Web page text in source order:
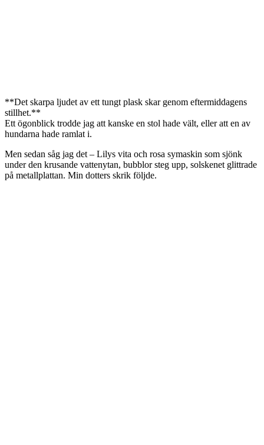
**Det skarpa ljudet av ett tungt plask skar genom eftermiddagens
stillhet.**
Ett ögonblick trodde jag att kanske en stol hade vält, eller att en av
hundarna hade ramlat i.
Men sedan såg jag det – Lilys vita och rosa symaskin som sjönk
under den krusande vattenytan, bubblor steg upp, solskenet glittrade
på metallplattan. Min dotters skrik följde.